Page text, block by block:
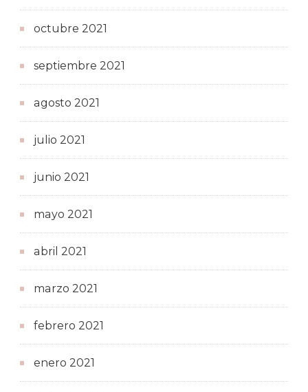
octubre 2021
septiembre 2021
agosto 2021
julio 2021
junio 2021
mayo 2021
abril 2021
marzo 2021
febrero 2021
enero 2021